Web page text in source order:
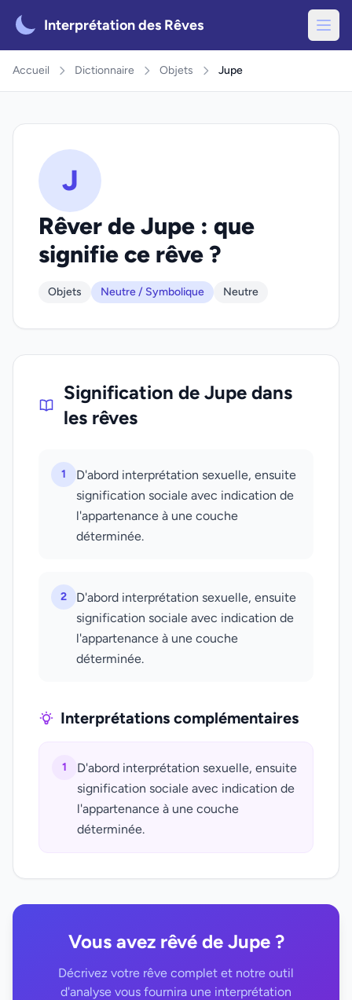
Interprétation des Rêves
Accueil Dictionnaire Objets Jupe
J
Rêver de Jupe : que
signifie ce rêve ?
Objets Neutre / Symbolique Neutre
Signification de Jupe dans
les rêves
1
D'abord interprétation sexuelle, ensuite
signification sociale avec indication de
l'appartenance à une couche
déterminée.
2
D'abord interprétation sexuelle, ensuite
signification sociale avec indication de
l'appartenance à une couche
déterminée.
Interprétations complémentaires
1
D'abord interprétation sexuelle, ensuite
signification sociale avec indication de
l'appartenance à une couche
déterminée.
Vous avez rêvé de Jupe ?
Décrivez votre rêve complet et notre outil
d'analyse vous fournira une interprétation